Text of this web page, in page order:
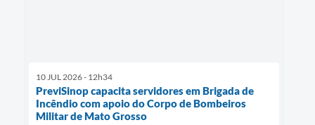
10 JUL 2026 - 12h34
PreviSinop capacita servidores em Brigada de
Incêndio com apoio do Corpo de Bombeiros
Militar de Mato Grosso